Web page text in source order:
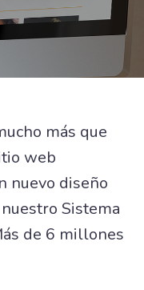
más que
web
nuevo diseño
Sistema
de 6 millones